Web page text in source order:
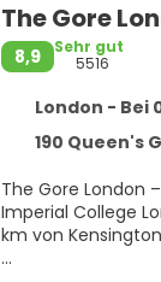
The Gore
8,9
Sehr gut
5516
London - Bei
190 Queen's Gate,
The Gore London
Imperial College London und 5
km von